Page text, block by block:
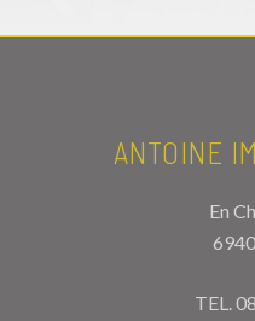
ANTOINE
En
TEL.